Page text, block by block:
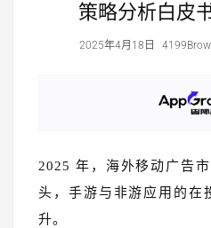
策略分析白皮
2025年4月18日
2025 年，海外移动广告
头，手游与非游应用的在
升。